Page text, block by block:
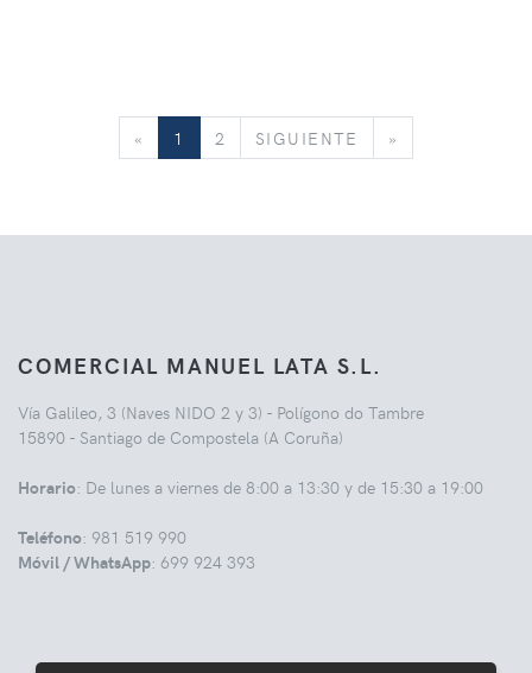
« 1 2 SIGUIENTE SIGUIENTE
»
COMERCIAL MANUEL LATA S.L.
Vía Galileo, 3 (Naves NIDO 2 y 3) - Polígono do Tambre
15890 - Santiago de Compostela (A Coruña)
Horario: De lunes a viernes de 8:00 a 13:30 y de 15:30 a 19:00
Teléfono: 981 519 990
Móvil / WhatsApp: 699 924 393